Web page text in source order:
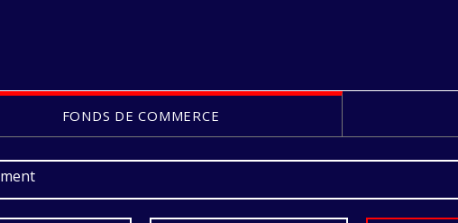
FONDS DE COMMERCE